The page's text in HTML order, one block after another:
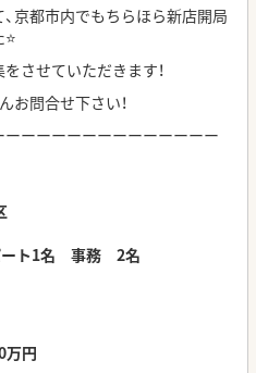
京都市内でもちらほら新店開局
させていただきます！
お問合せ下さい！
ーーーーーーーーーーーーー
ート1名 事務 2名
万円